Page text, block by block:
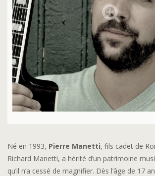
Né en 1993, Pierre Manetti, fils cadet de
Richard Manetti, a hérité d’un patrimoine
qu’il n’a cessé de magnifier. Dès l’âge de 17